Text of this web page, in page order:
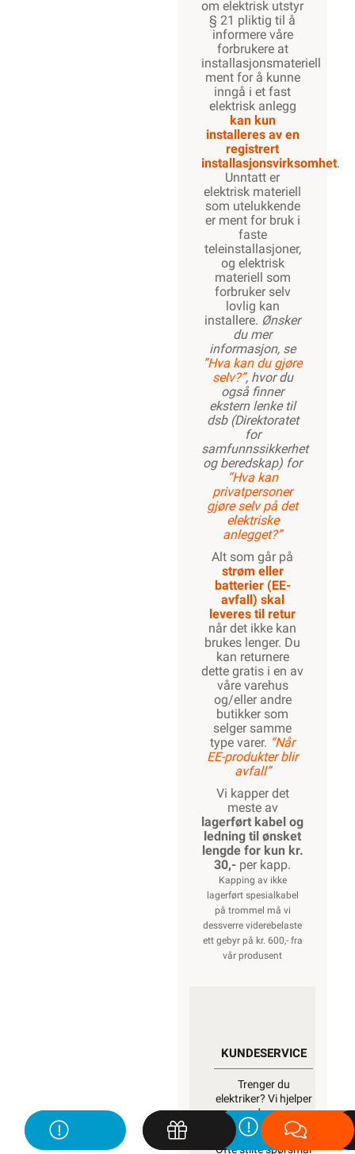
om elektrisk utstyr
§ 21 pliktig til å
informere våre
forbrukere at
installasjonsmateriell
ment for å kunne
inngå i et fast
elektrisk anlegg
kan kun
installeres av en
registrert
installasjonsvirksomhet.
Unntatt er
elektrisk materiell
som utelukkende
er ment for bruk i
faste
teleinstallasjoner,
og elektrisk
materiell som
forbruker selv
lovlig kan
installere. Ønsker
du mer
informasjon, se
”Hva kan du gjøre
selv?”, hvor du
også finner
ekstern lenke til
dsb (Direktoratet
for
samfunnssikkerhet
og beredskap) for
“Hva kan
privatpersoner
gjøre selv på det
elektriske
anlegget?”
Alt som går på
strøm eller
batterier (EE-
avfall) skal
leveres til retur
når det ikke kan
brukes lenger. Du
kan returnere
dette gratis i en av
våre varehus
og/eller andre
butikker som
selger samme
type varer. “Når
EE-produkter blir
avfall”
Vi kapper det
meste av
lagerført kabel og
ledning til ønsket
lengde for kun kr.
30,- per kapp.
Kapping av ikke
lagerført spesialkabel
på trommel må vi
dessverre viderebelaste
ett gebyr på kr. 600,- fra
vår produsent
KUNDESERVICE
Trenger du
elektriker? Vi hjelper
deg
Kontakt oss
Ofte stilte spørsmål